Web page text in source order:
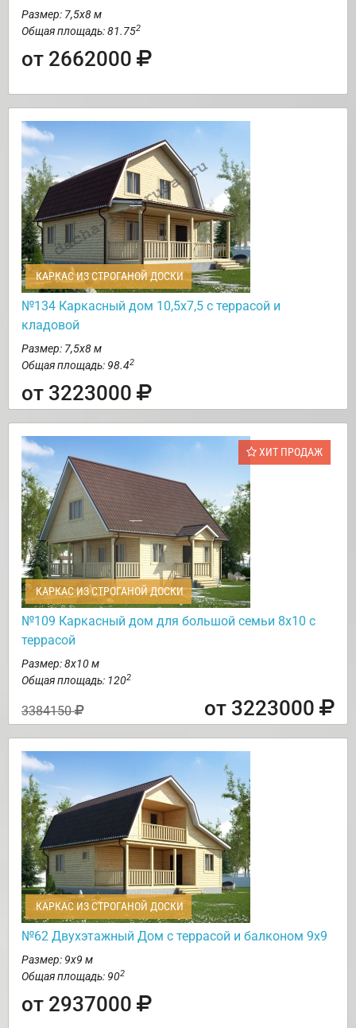
Размер: 7,5х8 м
Общая площадь: 81.752
от 2662000
КАРКАС ИЗ СТРОГАНОЙ ДОСКИ
№134 Каркасный дом 10,5х7,5 с террасой и
кладовой
Размер: 7,5х8 м
Общая площадь: 98.42
от 3223000
ХИТ ПРОДАЖ
КАРКАС ИЗ СТРОГАНОЙ ДОСКИ
№109 Каркасный дом для большой семьи 8х10 с
террасой
Размер: 8х10 м
Общая площадь: 1202
3384150 от 3223000
КАРКАС ИЗ СТРОГАНОЙ ДОСКИ
№62 Двухэтажный Дом с террасой и балконом 9х9
Размер: 9х9 м
Общая площадь: 902
от 2937000